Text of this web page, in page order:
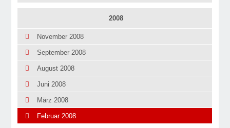
2008
November 2008
September 2008
August 2008
Juni 2008
März 2008
Februar 2008